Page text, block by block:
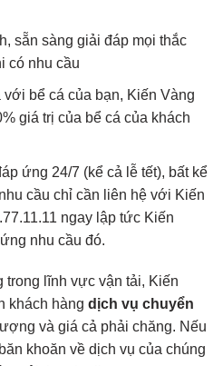
sẵn sàng giải đáp mọi thắc
có nhu cầu
với bể cá của bạn, Kiến Vàng
giá trị của bể cá của khách
ứng 24/7 (kể cả lễ tết), bất kể
cầu chỉ cần liên hệ với Kiến
ngay lập tức Kiến
nhu cầu đó.
lĩnh vực vận tải, Kiến
khách hàng dịch vụ chuyển
và giá cả phải chăng. Nếu
khoăn về dịch vụ của chúng